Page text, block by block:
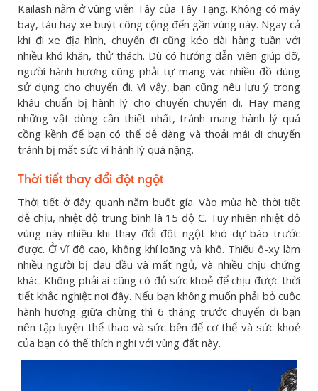
Kailash nằm ở vùng viễn Tây của Tây Tạng. Không có máy
bay, tàu hay xe buýt công cộng đến gần vùng này. Ngay cả
khi đi xe địa hình, chuyến đi cũng kéo dài hàng tuần với
nhiều khó khăn, thử thách. Dù có hướng dẫn viên giúp đỡ,
người hành hương cũng phải tự mang vác nhiều đồ dùng
sử dụng cho chuyến đi. Vì vậy, bạn cũng nêu lưu ý trong
khâu chuẩn bị hành lý cho chuyến chuyến đi. Hãy mang
những vật dùng cần thiết nhất, tránh mang hành lý quá
cồng kềnh để bạn có thể dễ dàng và thoải mái di chuyển
tránh bị mất sức vì hành lý quá nặng.
Thời tiết thay đổi đột ngột
Thời tiết ở đây quanh năm buốt gía. Vào mùa hè thời tiết
dễ chịu, nhiệt độ trung bình là 15 độ C. Tuy nhiên nhiệt độ
vùng này nhiều khi thay đổi đột ngột khó dự báo trước
được. Ở vĩ độ cao, không khí loãng và khô. Thiếu ô-xy làm
nhiều người bị đau đầu và mất ngủ, và nhiều chịu chứng
khác. Không phải ai cũng có đủ sức khoẻ để chịu được thời
tiết khắc nghiệt nơi đây. Nếu bạn không muốn phải bỏ cuộc
hành hương giữa chừng thì 6 tháng trước chuyến đi bạn
nên tập luyện thể thao và sức bền để cơ thể và sức khoẻ
của bạn có thể thích nghi với vùng đất này.